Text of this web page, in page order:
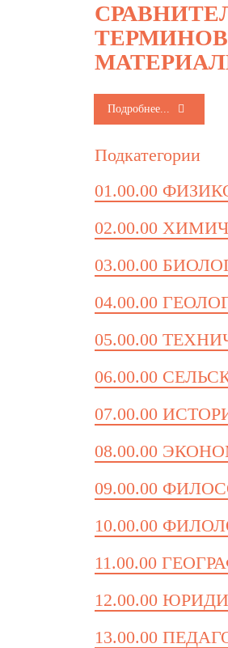
Подробнее...
Подкатегории
01.00.00
02.00.00
03.00.00
04.00.00
05.00.00
06.00.00
07.00.00
08.00.00
09.00.00
10.00.00
11.00.00
12.00.00
13.00.00